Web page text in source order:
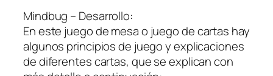
Mindbug – Desarrollo:
En este juego de mesa o juego de cartas hay
algunos principios de juego y explicaciones
de diferentes cartas, que se explican con